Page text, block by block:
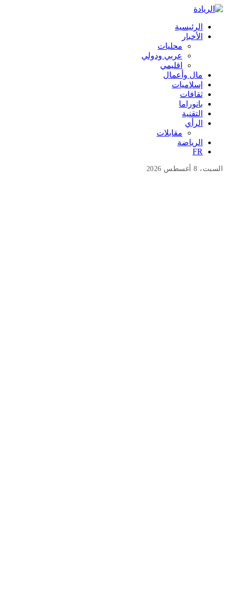
الرئيسية
الأخبار
محليات
عربي ودولي
اقليمي
مال وأعمال
إسلاميات
ثقافات
بانوراما
التقنية
الرأي
مقابلات
الرياضة
FR
السبت، 8 أغسطس 2026